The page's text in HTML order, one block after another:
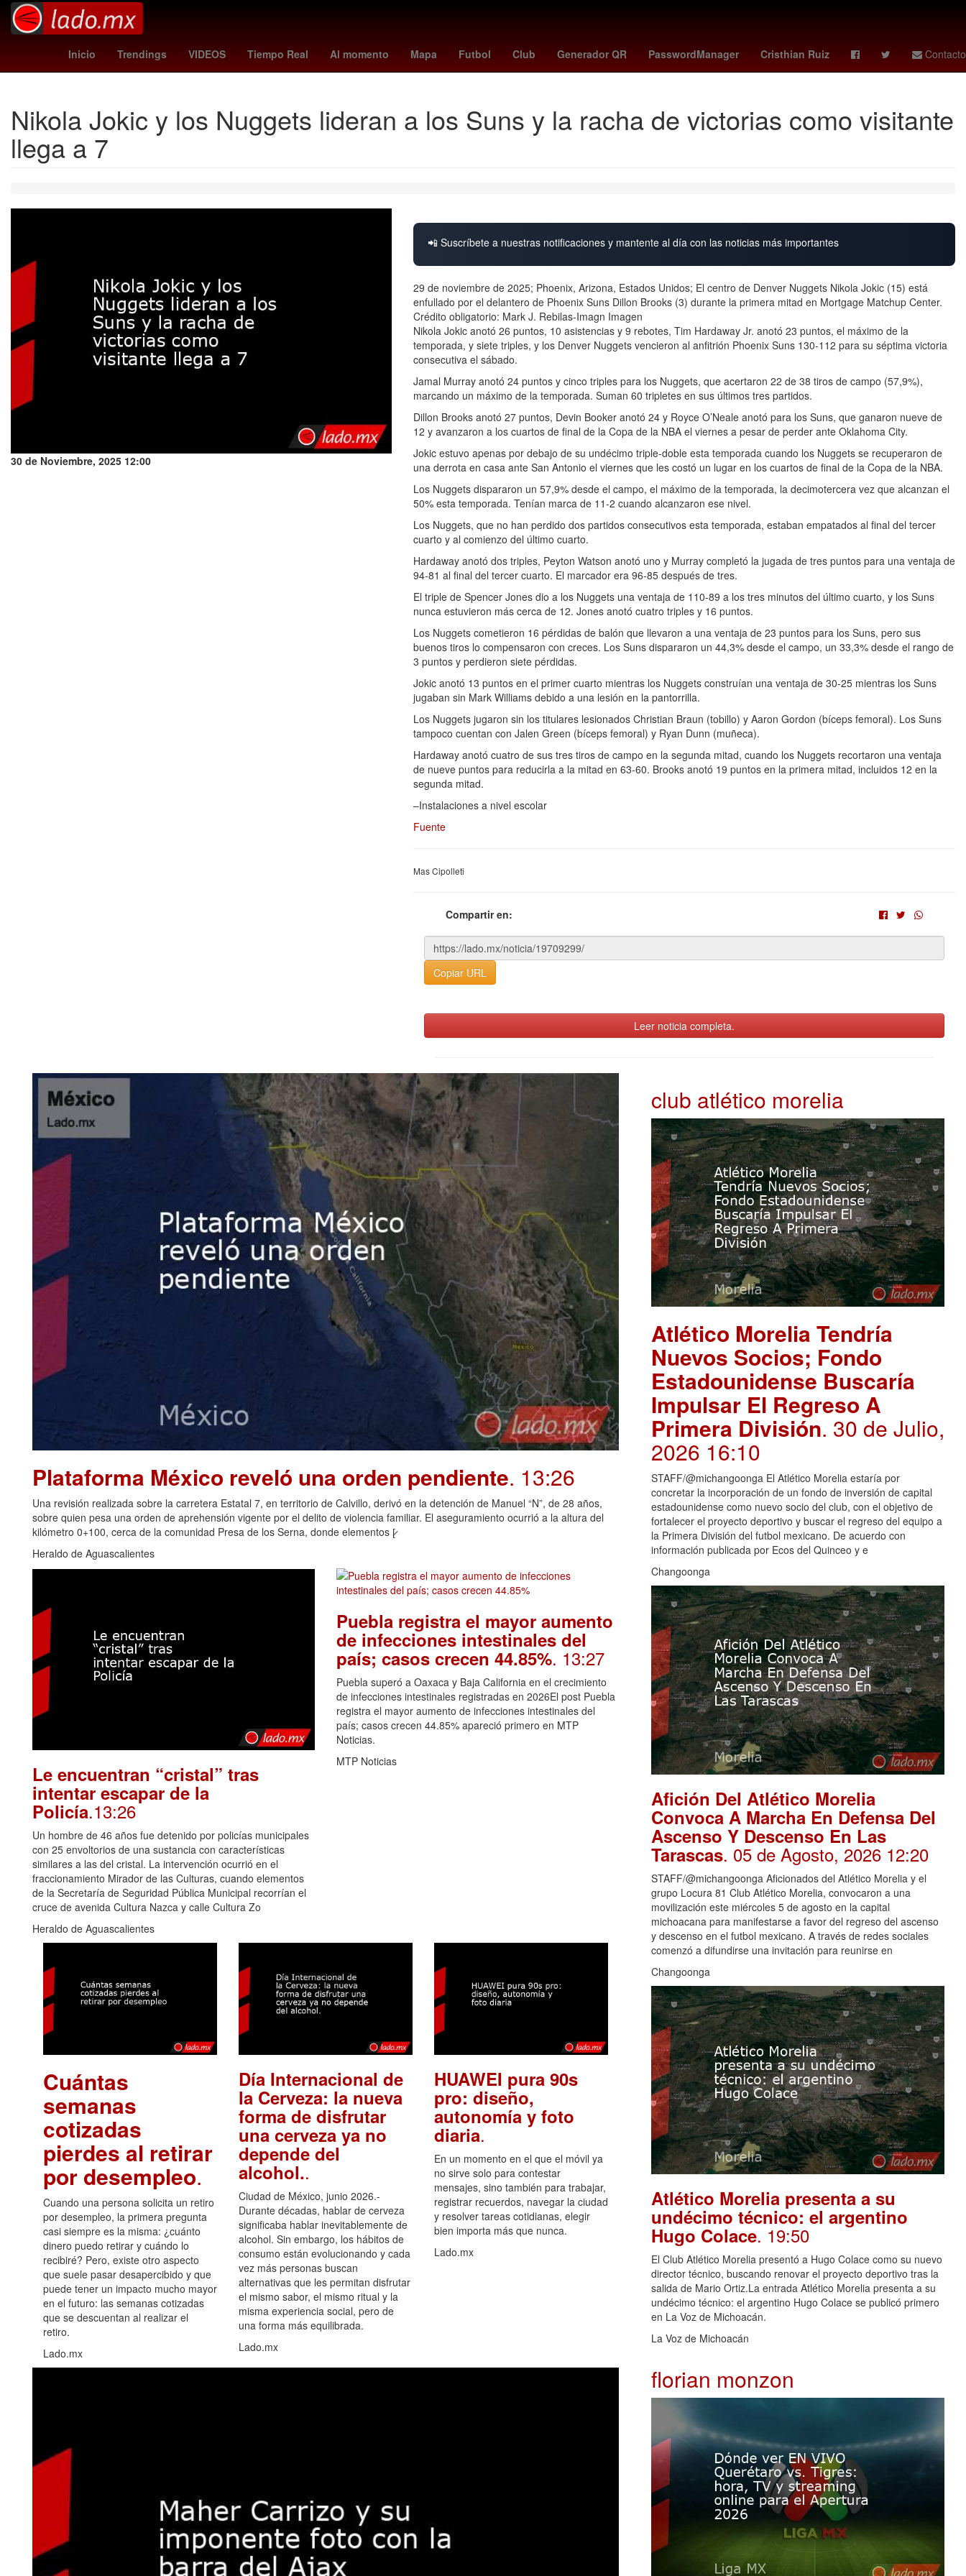
Inicio Trendings VIDEOS Tiempo Real Al momento Mapa Futbol Club Generador QR PasswordManager Cristhian Ruiz Contacto
andré jardine tabla general liga mx 2026 arsenal vs Rosario alerta por precipitaciones peppa pig florian monzon club atlético morelia España HBO
Nikola Jokic y los Nuggets lideran a los Suns y la racha de victorias como visitante
llega a 7
30 de Noviembre, 2025 12:00
📲 Suscríbete a nuestras notificaciones y mantente al día con las noticias más importantes
29 de noviembre de 2025; Phoenix, Arizona, Estados Unidos; El centro de Denver Nuggets Nikola Jokic (15) está
enfullado por el delantero de Phoenix Suns Dillon Brooks (3) durante la primera mitad en Mortgage Matchup Center.
Crédito obligatorio: Mark J. Rebilas-Imagn Imagen
Nikola Jokic anotó 26 puntos, 10 asistencias y 9 rebotes, Tim Hardaway Jr. anotó 23 puntos, el máximo de la
temporada, y siete triples, y los Denver Nuggets vencieron al anfitrión Phoenix Suns 130-112 para su séptima victoria
consecutiva el sábado.
Jamal Murray anotó 24 puntos y cinco triples para los Nuggets, que acertaron 22 de 38 tiros de campo (57,9%),
marcando un máximo de la temporada. Suman 60 tripletes en sus últimos tres partidos.
Dillon Brooks anotó 27 puntos, Devin Booker anotó 24 y Royce O’Neale anotó para los Suns, que ganaron nueve de
12 y avanzaron a los cuartos de final de la Copa de la NBA el viernes a pesar de perder ante Oklahoma City.
Jokic estuvo apenas por debajo de su undécimo triple-doble esta temporada cuando los Nuggets se recuperaron de
una derrota en casa ante San Antonio el viernes que les costó un lugar en los cuartos de final de la Copa de la NBA.
Los Nuggets dispararon un 57,9% desde el campo, el máximo de la temporada, la decimotercera vez que alcanzan el
50% esta temporada. Tenían marca de 11-2 cuando alcanzaron ese nivel.
Los Nuggets, que no han perdido dos partidos consecutivos esta temporada, estaban empatados al final del tercer
cuarto y al comienzo del último cuarto.
Hardaway anotó dos triples, Peyton Watson anotó uno y Murray completó la jugada de tres puntos para una ventaja de
94-81 al final del tercer cuarto. El marcador era 96-85 después de tres.
El triple de Spencer Jones dio a los Nuggets una ventaja de 110-89 a los tres minutos del último cuarto, y los Suns
nunca estuvieron más cerca de 12. Jones anotó cuatro triples y 16 puntos.
Los Nuggets cometieron 16 pérdidas de balón que llevaron a una ventaja de 23 puntos para los Suns, pero sus
buenos tiros lo compensaron con creces. Los Suns dispararon un 44,3% desde el campo, un 33,3% desde el rango de
3 puntos y perdieron siete pérdidas.
Jokic anotó 13 puntos en el primer cuarto mientras los Nuggets construían una ventaja de 30-25 mientras los Suns
jugaban sin Mark Williams debido a una lesión en la pantorrilla.
Los Nuggets jugaron sin los titulares lesionados Christian Braun (tobillo) y Aaron Gordon (bíceps femoral). Los Suns
tampoco cuentan con Jalen Green (bíceps femoral) y Ryan Dunn (muñeca).
Hardaway anotó cuatro de sus tres tiros de campo en la segunda mitad, cuando los Nuggets recortaron una ventaja
de nueve puntos para reducirla a la mitad en 63-60. Brooks anotó 19 puntos en la primera mitad, incluidos 12 en la
segunda mitad.
–Instalaciones a nivel escolar
Fuente
Mas Cipolleti
Compartir en:
Copiar URL
Leer noticia completa.
Plataforma México reveló una orden pendiente. 13:26
Una revisión realizada sobre la carretera Estatal 7, en territorio de Calvillo, derivó en la detención de Manuel “N”, de 28 años,
sobre quien pesa una orden de aprehensión vigente por el delito de violencia familiar. El aseguramiento ocurrió a la altura del
kilómetro 0+100, cerca de la comunidad Presa de los Serna, donde elementos [̷
Heraldo de Aguascalientes
Le encuentran “cristal” tras
intentar escapar de la
Policía.13:26
Un hombre de 46 años fue detenido por policías municipales
con 25 envoltorios de una sustancia con características
similares a las del cristal. La intervención ocurrió en el
fraccionamiento Mirador de las Culturas, cuando elementos
de la Secretaría de Seguridad Pública Municipal recorrían el
cruce de avenida Cultura Nazca y calle Cultura Zo
Heraldo de Aguascalientes
Puebla registra el mayor aumento
de infecciones intestinales del
país; casos crecen 44.85%. 13:27
Puebla superó a Oaxaca y Baja California en el crecimiento
de infecciones intestinales registradas en 2026El post Puebla
registra el mayor aumento de infecciones intestinales del
país; casos crecen 44.85% apareció primero en MTP
Noticias.
MTP Noticias
Cuántas
semanas
cotizadas
pierdes al retirar
por desempleo.
Cuando una persona solicita un retiro
por desempleo, la primera pregunta
casi siempre es la misma: ¿cuánto
dinero puedo retirar y cuándo lo
recibiré? Pero, existe otro aspecto
que suele pasar desapercibido y que
puede tener un impacto mucho mayor
en el futuro: las semanas cotizadas
que se descuentan al realizar el
retiro.
Lado.mx
Día Internacional de
la Cerveza: la nueva
forma de disfrutar
una cerveza ya no
depende del
alcohol..
Ciudad de México, junio 2026.-
Durante décadas, hablar de cerveza
significaba hablar inevitablemente de
alcohol. Sin embargo, los hábitos de
consumo están evolucionando y cada
vez más personas buscan
alternativas que les permitan disfrutar
el mismo sabor, el mismo ritual y la
misma experiencia social, pero de
una forma más equilibrada.
Lado.mx
HUAWEI pura 90s
pro: diseño,
autonomía y foto
diaria.
En un momento en el que el móvil ya
no sirve solo para contestar
mensajes, sino también para trabajar,
registrar recuerdos, navegar la ciudad
y resolver tareas cotidianas, elegir
bien importa más que nunca.
Lado.mx
club atlético morelia
Atlético Morelia Tendría
Nuevos Socios; Fondo
Estadounidense Buscaría
Impulsar El Regreso A
Primera División. 30 de Julio,
2026 16:10
STAFF/@michangoonga El Atlético Morelia estaría por
concretar la incorporación de un fondo de inversión de capital
estadounidense como nuevo socio del club, con el objetivo de
fortalecer el proyecto deportivo y buscar el regreso del equipo a
la Primera División del futbol mexicano. De acuerdo con
información publicada por Ecos del Quinceo y e
Changoonga
Afición Del Atlético Morelia
Convoca A Marcha En Defensa Del
Ascenso Y Descenso En Las
Tarascas. 05 de Agosto, 2026 12:20
STAFF/@michangoonga Aficionados del Atlético Morelia y el
grupo Locura 81 Club Atlético Morelia, convocaron a una
movilización este miércoles 5 de agosto en la capital
michoacana para manifestarse a favor del regreso del ascenso
y descenso en el futbol mexicano. A través de redes sociales
comenzó a difundirse una invitación para reunirse en
Changoonga
Atlético Morelia presenta a su
undécimo técnico: el argentino
Hugo Colace. 19:50
El Club Atlético Morelia presentó a Hugo Colace como su nuevo
director técnico, buscando renovar el proyecto deportivo tras la
salida de Mario Ortiz.La entrada Atlético Morelia presenta a su
undécimo técnico: el argentino Hugo Colace se publicó primero
en La Voz de Michoacán.
La Voz de Michoacán
florian monzon